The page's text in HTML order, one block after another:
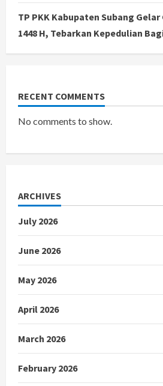
TP PKK Kabupaten Subang
1448 H, Tebarkan Kepedulian
RECENT COMMENTS
No comments to show.
ARCHIVES
July 2026
June 2026
May 2026
April 2026
March 2026
February 2026